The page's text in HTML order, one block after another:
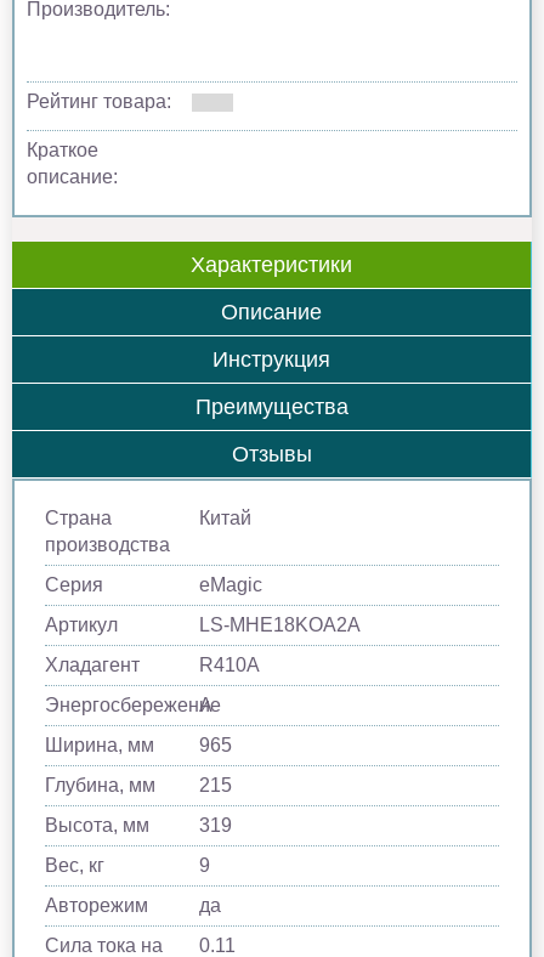
Производитель:
Рейтинг товара:
Краткое
описание:
Характеристики
Описание
Инструкция
Преимущества
Отзывы
Страна
производства
Китай
Серия
eMagic
Артикул
LS-MHE18KOA2A
Хладагент
R410A
Энергосбережение
A
Ширина, мм
965
Глубина, мм
215
Высота, мм
319
Вес, кг
9
Авторежим
да
Сила тока на
0.11